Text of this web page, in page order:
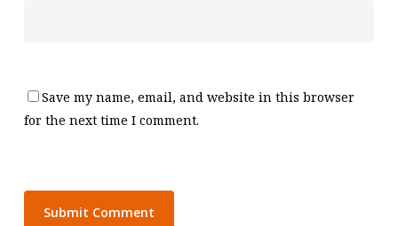
Save my name, email, and website in this browser
for the next time I comment.